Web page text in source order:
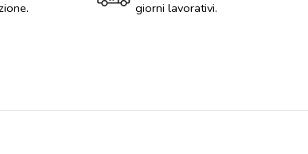
giorni lavorativi.